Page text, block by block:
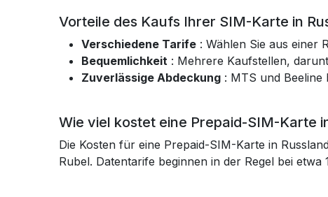
Vorteile des Kaufs Ihrer SIM-Karte in
Verschiedene Tarife : Wählen Sie aus einer
Bequemlichkeit : Mehrere Kaufstellen,
Zuverlässige Abdeckung : MTS und Beeline
Wie viel kostet eine Prepaid-SIM-Karte
Die Kosten für eine Prepaid-SIM-Karte in
Rubel. Datentarife beginnen in der Regel bei